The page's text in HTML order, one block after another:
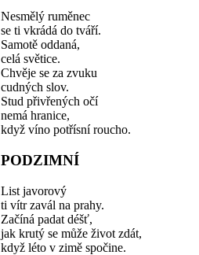
Nesmělý ruměnec
se ti vkrádá do tváří.
Samotě oddaná,
celá světice.
Chvěje se za zvuku
cudných slov.
Stud přivřených očí
nemá hranice,
když víno potřísní roucho.
PODZIMNÍ
List javorový
ti vítr zavál na prahy.
Začíná padat déšť,
jak krutý se může život zdát,
když léto v zimě spočine.